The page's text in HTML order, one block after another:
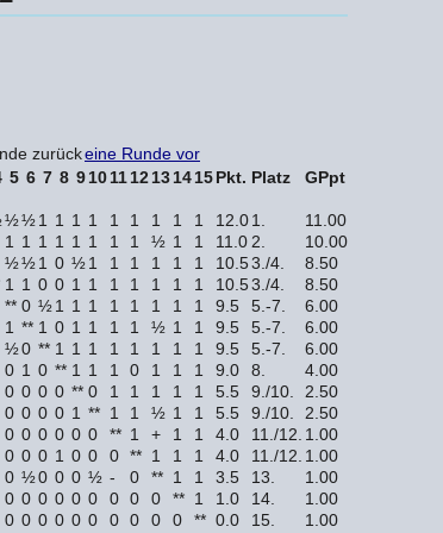
zurückeine Runde vor
5 6 7 8 9101112131415Pkt. Platz GPpt
½½1 1 1 1 1 1 1 1 1 12.01.
11.00
1 1 1 1 1 1 1 1 ½ 1 1 11.0 2.
10.00
½½1 0 ½1 1 1 1 1 1 10.53./4.
8.50
1 1 0 0 1 1 1 1 1 1 1 10.53./4.
8.50
** 0 ½1 1 1 1 1 1 1 1 9.5 5.-7.
6.00
1 ** 1 0 1 1 1 1 ½ 1 1 9.5 5.-7.
6.00
½0 ** 1 1 1 1 1 1 1 1 9.5 5.-7.
6.00
0 1 0 ** 1 1 1 0 1 1 1 9.0 8.
4.00
0 0 0 0 ** 0 1 1 1 1 1 5.5 9./10.
2.50
0 0 0 0 1 ** 1 1 ½ 1 1 5.5 9./10.
2.50
0 0 0 0 0 0 ** 1 + 1 1 4.0 11./12. 1.00
0 0 0 1 0 0 0 ** 1 1 1 4.0 11./12. 1.00
0 ½0 0 0 ½ - 0 ** 1 1 3.5 13.
1.00
0 0 0 0 0 0 0 0 0 ** 1 1.0 14.
1.00
0 0 0 0 0 0 0 0 0 0 ** 0.0 15. 1.00